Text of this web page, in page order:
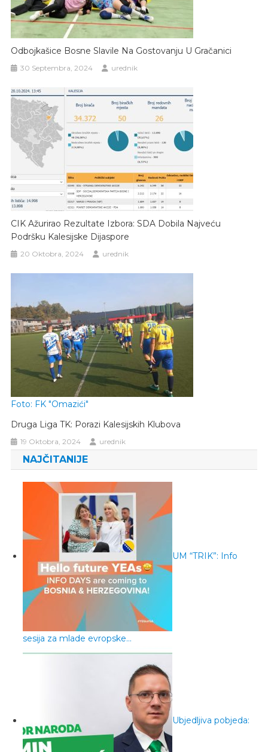
Odbojkašice Bosne Slavile Na Gostovanju U Gračanici
30 Septembra, 2024 urednik
CIK Ažurirao Rezultate Izbora: SDA Dobila Najveću
Podršku Kalesijske Dijaspore
20 Oktobra, 2024 urednik
Foto: FK "Omazići"
Druga Liga TK: Porazi Kalesijskih Klubova
19 Oktobra, 2024 urednik
NAJČITANIJE
UM “TRIK”: Info
sesija za mlade evropske…
Ubjedljiva pobjeda: